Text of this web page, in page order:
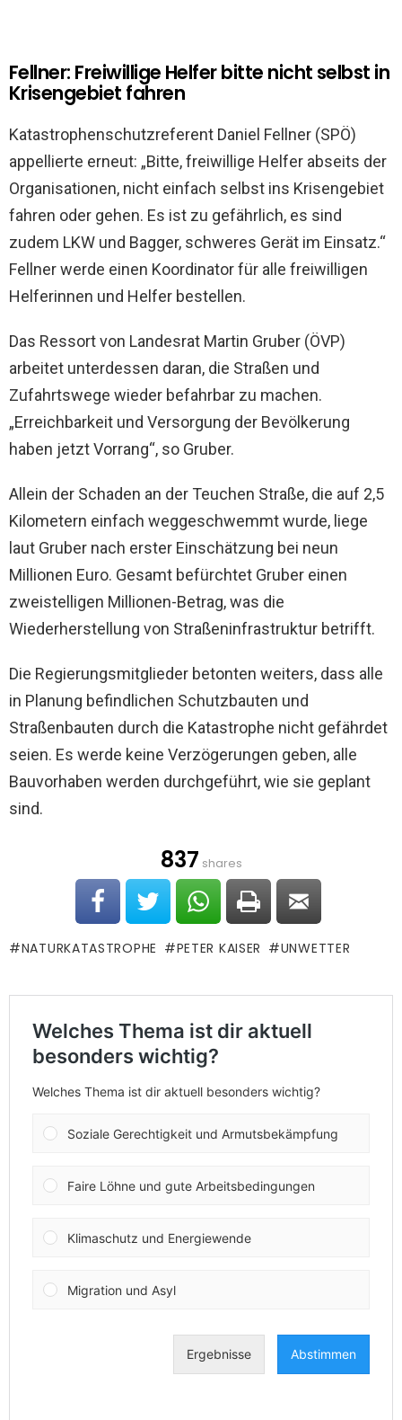
Fellner: Freiwillige Helfer bitte nicht selbst in
Krisengebiet fahren
Katastrophenschutzreferent Daniel Fellner (SPÖ)
appellierte erneut: „Bitte, freiwillige Helfer abseits der
Organisationen, nicht einfach selbst ins Krisengebiet
fahren oder gehen. Es ist zu gefährlich, es sind
zudem LKW und Bagger, schweres Gerät im Einsatz.“
Fellner werde einen Koordinator für alle freiwilligen
Helferinnen und Helfer bestellen.
Das Ressort von Landesrat Martin Gruber (ÖVP)
arbeitet unterdessen daran, die Straßen und
Zufahrtswege wieder befahrbar zu machen.
„Erreichbarkeit und Versorgung der Bevölkerung
haben jetzt Vorrang“, so Gruber.
Allein der Schaden an der Teuchen Straße, die auf 2,5
Kilometern einfach weggeschwemmt wurde, liege
laut Gruber nach erster Einschätzung bei neun
Millionen Euro. Gesamt befürchtet Gruber einen
zweistelligen Millionen-Betrag, was die
Wiederherstellung von Straßeninfrastruktur betrifft.
Die Regierungsmitglieder betonten weiters, dass alle
in Planung befindlichen Schutzbauten und
Straßenbauten durch die Katastrophe nicht gefährdet
seien. Es werde keine Verzögerungen geben, alle
Bauvorhaben werden durchgeführt, wie sie geplant
sind.
837 shares
NATURKATASTROPHE PETER KAISER UNWETTER